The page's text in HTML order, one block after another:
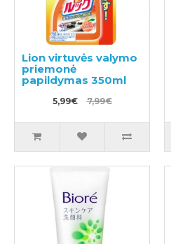
Lion virtuvės valymo
priemonė
papildymas 350ml
5,99€ 7,99€